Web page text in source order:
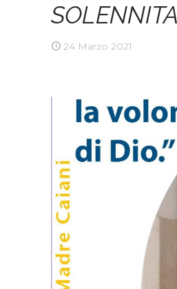
24 Marzo 2021